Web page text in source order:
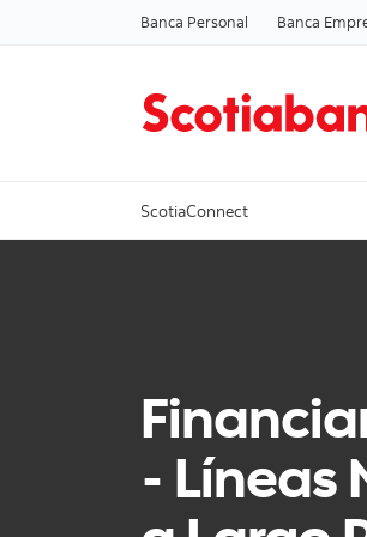
Banca Personal Banca
ScotiaConnect
- Líneas